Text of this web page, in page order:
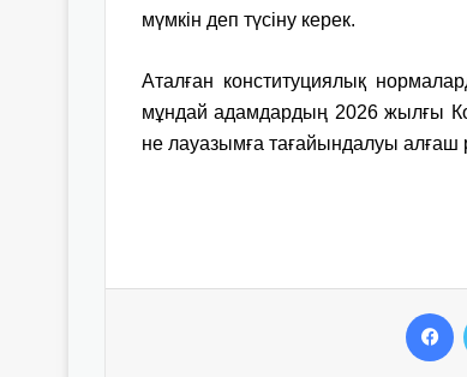
мүмкін деп түсіну керек.
Аталған конституциялық
мұндай адамдардың 2026 жылғы
не лауазымға тағайындалуы алғаш